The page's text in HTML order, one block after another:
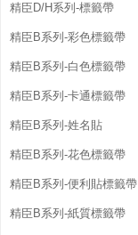
精臣D/H系列-標籤帶
精臣B系列-彩色標籤帶
精臣B系列-白色標籤帶
精臣B系列-卡通標籤帶
精臣B系列-姓名貼
精臣B系列-花色標籤帶
精臣B系列-便利貼標籤帶
精臣B系列-紙質標籤帶